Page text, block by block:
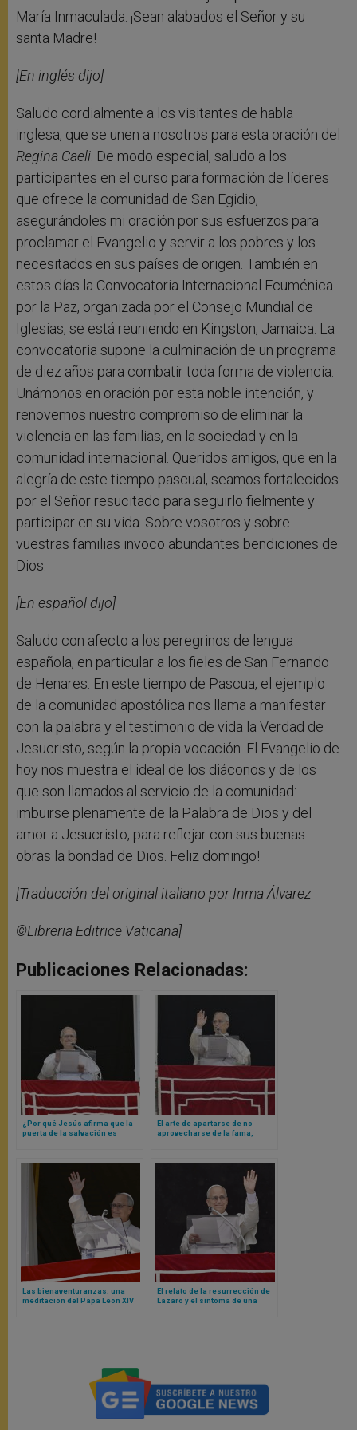
María Inmaculada. ¡Sean alabados el Señor y su
santa Madre!
[En inglés dijo]
Saludo cordialmente a los visitantes de habla
inglesa, que se unen a nosotros para esta oración del
Regina Caeli. De modo especial, saludo a los
participantes en el curso para formación de líderes
que ofrece la comunidad de San Egidio,
asegurándoles mi oración por sus esfuerzos para
proclamar el Evangelio y servir a los pobres y los
necesitados en sus países de origen. También en
estos días la Convocatoria Internacional Ecuménica
por la Paz, organizada por el Consejo Mundial de
Iglesias, se está reuniendo en Kingston, Jamaica. La
convocatoria supone la culminación de un programa
de diez años para combatir toda forma de violencia.
Unámonos en oración por esta noble intención, y
renovemos nuestro compromiso de eliminar la
violencia en las familias, en la sociedad y en la
comunidad internacional. Queridos amigos, que en la
alegría de este tiempo pascual, seamos fortalecidos
por el Señor resucitado para seguirlo fielmente y
participar en su vida. Sobre vosotros y sobre
vuestras familias invoco abundantes bendiciones de
Dios.
[En español dijo]
Saludo con afecto a los peregrinos de lengua
española, en particular a los fieles de San Fernando
de Henares. En este tiempo de Pascua, el ejemplo
de la comunidad apostólica nos llama a manifestar
con la palabra y el testimonio de vida la Verdad de
Jesucristo, según la propia vocación. El Evangelio de
hoy nos muestra el ideal de los diáconos y de los
que son llamados al servicio de la comunidad:
imbuirse plenamente de la Palabra de Dios y del
amor a Jesucristo, para reflejar con sus buenas
obras la bondad de Dios. Feliz domingo!
[Traducción del original italiano por Inma Álvarez
©Libreria Editrice Vaticana]
Publicaciones Relacionadas:
¿Por qué Jesús afirma que la
puerta de la salvación es
El arte de apartarse de no
aprovecharse de la fama,
Las bienaventuranzas: una
meditación del Papa León XIV
El relato de la resurrección de
Lázaro y el síntoma de una